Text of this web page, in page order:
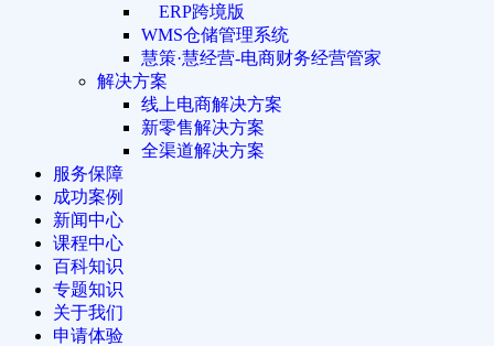
ERP跨境版
WMS仓储管理系统
慧策·慧经营-电商财务经营管家
解决方案
线上电商解决方案
新零售解决方案
全渠道解决方案
服务保障
成功案例
新闻中心
课程中心
百科知识
专题知识
关于我们
申请体验